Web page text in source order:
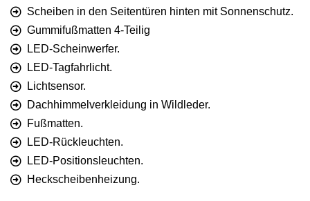
Scheiben in den Seitentüren hinten mit Sonnenschutz.
Gummifußmatten 4-Teilig
LED-Scheinwerfer.
LED-Tagfahrlicht.
Lichtsensor.
Dachhimmelverkleidung in Wildleder.
Fußmatten.
LED-Rückleuchten.
LED-Positionsleuchten.
Heckscheibenheizung.